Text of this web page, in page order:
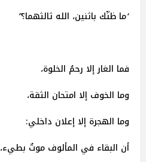
“ما ظنّك باثنين، الله ثالثهما؟”
فما الغار إلا رحمُ الخلوة،
وما الخوف إلا امتحان الثقة،
وما الهجرة إلا إعلان داخلي:
أن البقاء في المألوف موتٌ بطيء،